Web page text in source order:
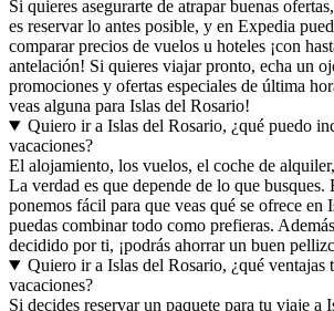
Si quieres asegurarte de atrapar buenas
es reservar lo antes posible, y en Expedia
comparar precios de vuelos u hoteles ¡con
antelación! Si quieres viajar pronto, echa un
promociones y ofertas especiales de última
veas alguna para Islas del Rosario!
Quiero ir a Islas del Rosario, ¿qué puedo
vacaciones?
El alojamiento, los vuelos, el coche de
La verdad es que depende de lo que
ponemos fácil para que veas qué se ofrece en
puedas combinar todo como prefieras.
decidido por ti, ¡podrás ahorrar un buen
Quiero ir a Islas del Rosario, ¿qué ventajas
vacaciones?
Si decides reservar un paquete para tu viaje a